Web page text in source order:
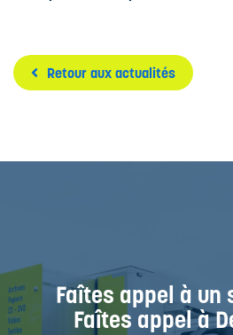
Retour aux actualités
Faîtes appel à
Faîtes appel à